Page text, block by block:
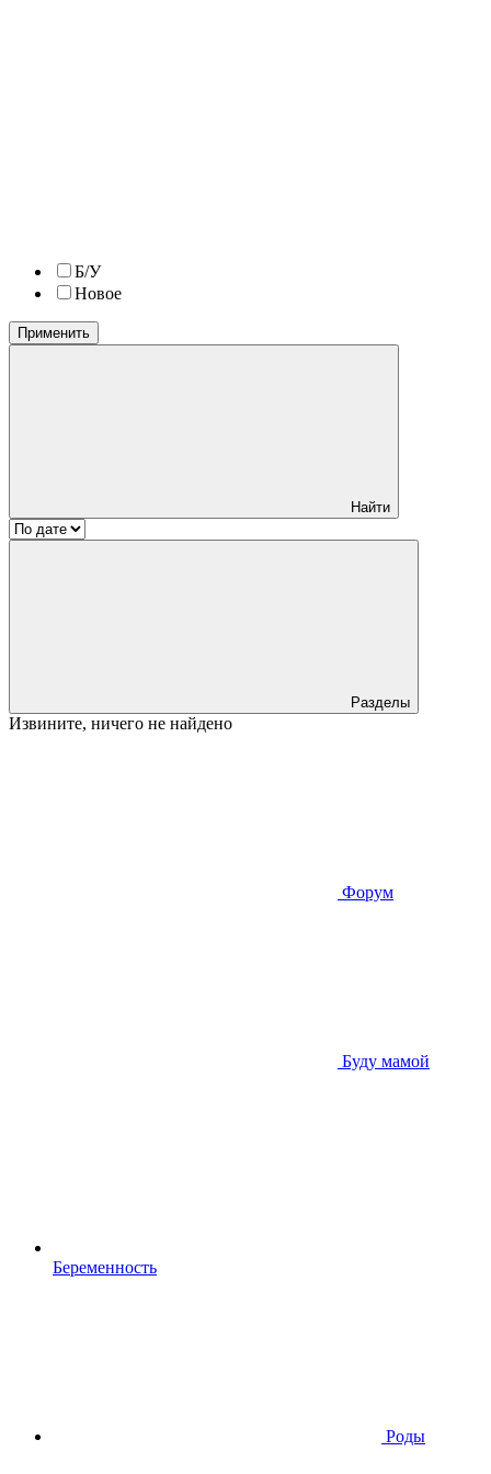
Б/У
Новое
Применить
Найти
Разделы
Извините, ничего не найдено
Форум
Буду мамой
Беременность
Роды